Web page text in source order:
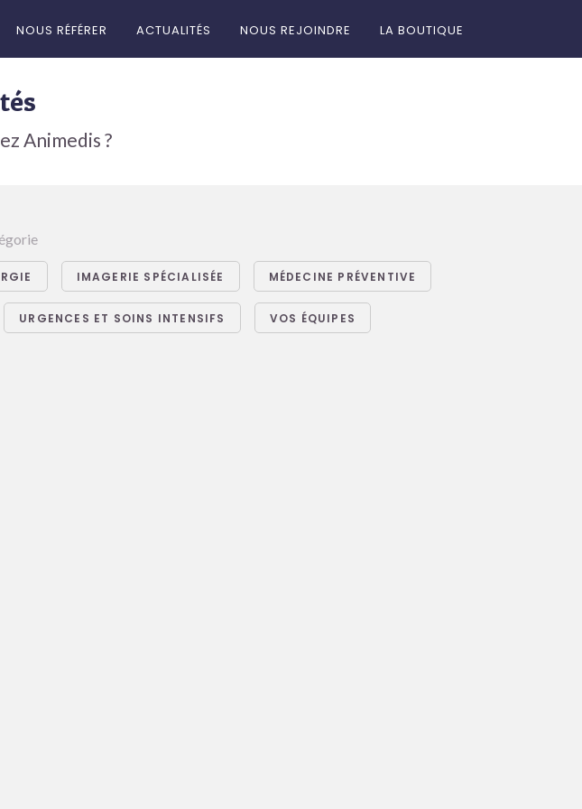
NOUS RÉFÉRER ACTUALITÉS NOUS REJOINDRE LA BOUTIQUE
Animedis ?
IMAGERIE SPÉCIALISÉE MÉDECINE PRÉVENTIVE
URGENCES ET SOINS INTENSIFS VOS ÉQUIPES